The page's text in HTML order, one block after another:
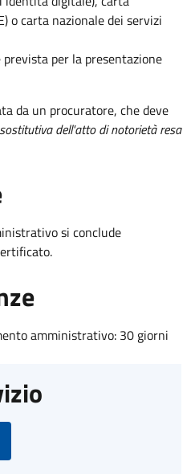
o carta nazionale dei servizi
per la presentazione
da un procuratore, che deve
dell'atto di notorietà resa
si conclude
amministrativo: 30 giorni